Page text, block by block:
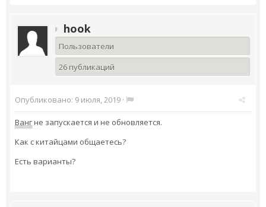
hook
Пользователи
26 публикаций
Опубликовано: 9 июля, 2019 ·
Вангне запускается и не обновляется.
Как с китайцами общаетесь?
Есть варианты?